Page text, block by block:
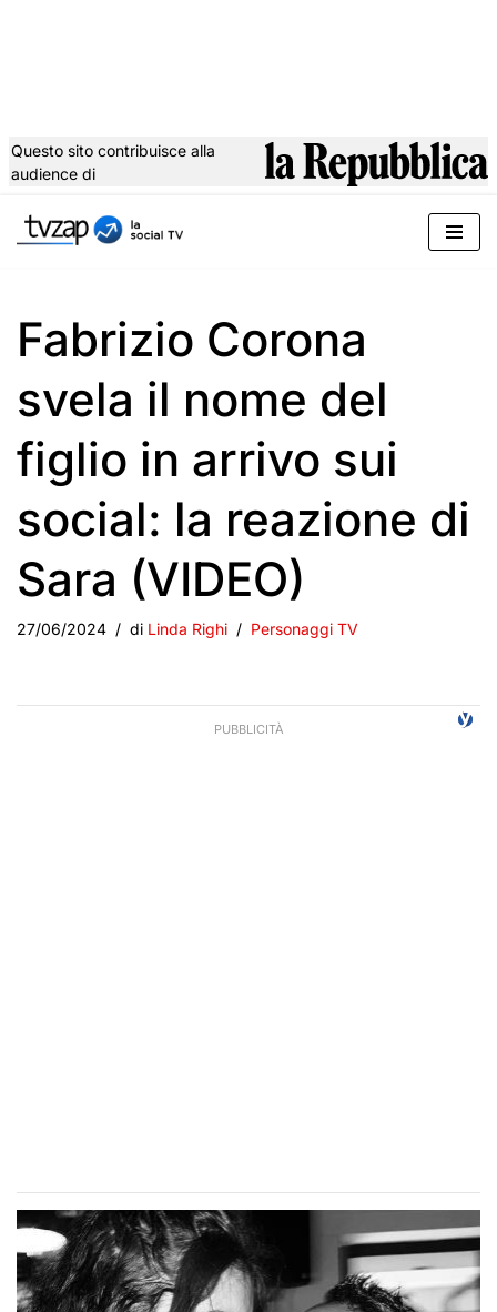
al
Questo sito contribuisce alla
audience di
Fabrizio Corona
svela il nome del
figlio in arrivo sui
social: la reazione di
Sara (VIDEO)
27/06/2024 di Linda Righi Personaggi TV